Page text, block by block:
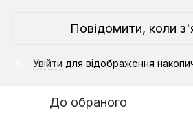
Повідомити, коли
Увійти для відображення
До обраного